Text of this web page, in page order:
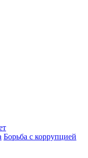
Борьба с коррупцией